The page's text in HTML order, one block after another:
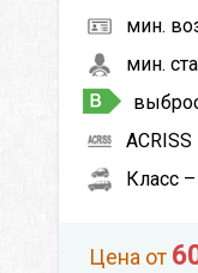
мин.
мин.
ACRISS
Класс –
Цена от